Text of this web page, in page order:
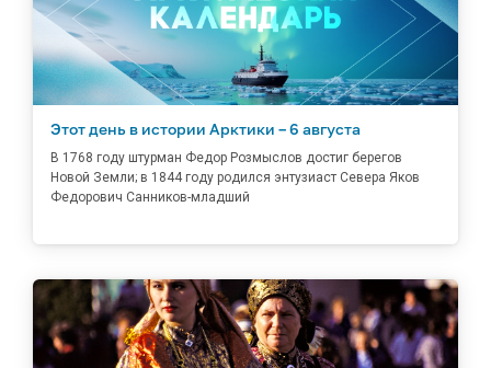
Этот день в истории Арктики – 6 августа
В 1768 году штурман Федор Розмыслов достиг берегов
Новой Земли; в 1844 году родился энтузиаст Севера Яков
Федорович Санников-младший